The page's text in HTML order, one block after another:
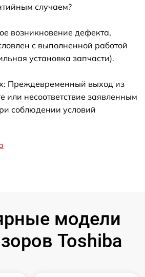
случаем?
возникновение дефекта,
с выполненной работой
установка запчасти).
Преждевременный выход из
или несоответствие заявленным
соблюдении условий
модели
Toshiba